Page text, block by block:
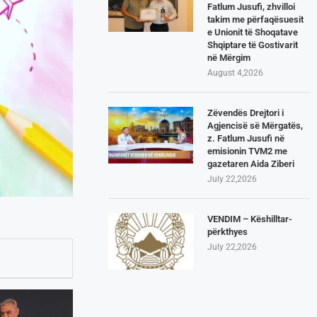
Fatlum Jusufi, zhvilloi
takim me përfaqësuesit
e Unionit të Shoqatave
Shqiptare të Gostivarit
në Mërgim
August 4,2026
Zëvendës Drejtori i
Agjencisë së Mërgatës,
z. Fatlum Jusufi në
emisionin TVM2 me
gazetaren Aida Ziberi
July 22,2026
VENDIM – Këshilltar-
përkthyes
July 22,2026